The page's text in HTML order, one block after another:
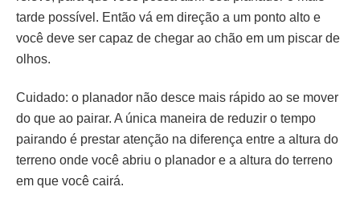
tarde possível. Então vá em direção a um ponto alto e
você deve ser capaz de chegar ao chão em um piscar de
olhos.
Cuidado: o planador não desce mais rápido ao se mover
do que ao pairar. A única maneira de reduzir o tempo
pairando é prestar atenção na diferença entre a altura do
terreno onde você abriu o planador e a altura do terreno
em que você cairá.